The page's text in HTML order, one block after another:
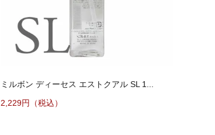
ミルボン ディーセス エストクアル SL 1...
2,229円（税込）